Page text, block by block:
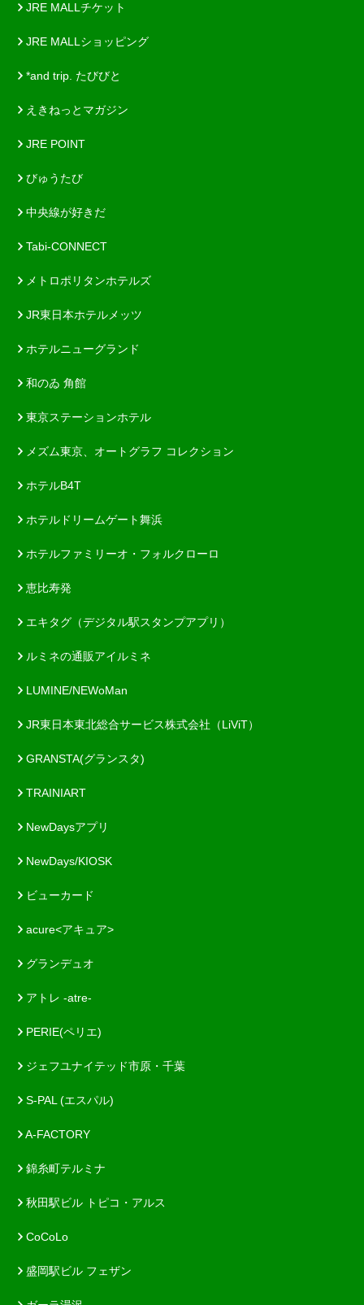
JRE MALLチケット
JRE MALLショッピング
*and trip. たびびと
えきねっとマガジン
JRE POINT
びゅうたび
中央線が好きだ
Tabi-CONNECT
メトロポリタンホテルズ
JR東日本ホテルメッツ
ホテルニューグランド
和のゐ 角館
東京ステーションホテル
メズム東京、オートグラフ コレクション
ホテルB4T
ホテルドリームゲート舞浜
ホテルファミリーオ・フォルクローロ
恵比寿発
エキタグ（デジタル駅スタンプアプリ）
ルミネの通販アイルミネ
LUMINE/NEWoMan
JR東日本東北総合サービス株式会社（LiViT）
GRANSTA(グランスタ)
TRAINIART
NewDaysアプリ
NewDays/KIOSK
ビューカード
acure<アキュア>
グランデュオ
アトレ -atre-
PERIE(ペリエ)
ジェフユナイテッド市原・千葉
S-PAL (エスパル)
A-FACTORY
錦糸町テルミナ
秋田駅ビル トピコ・アルス
CoCoLo
盛岡駅ビル フェザン